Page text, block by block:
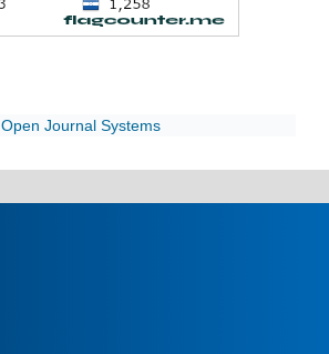
Open Journal Systems